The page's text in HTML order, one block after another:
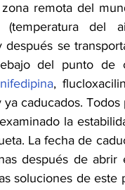
remota del
(temperatura
después se
del punto de
nifedipina,
caducados. Todos
la
La fecha de
después de abrir
soluciones de este